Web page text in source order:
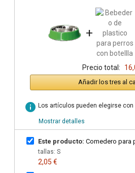
+
Precio total:
Añadir los tres al
info Los artículos pueden elegirse
Mostrar detalles
Este producto: Comedero para
tallas: S
2,05 €